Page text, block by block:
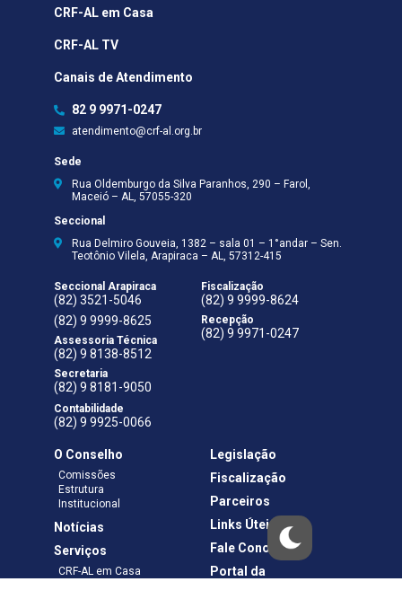
CRF-AL em Casa
CRF-AL TV
Canais de Atendimento
82 9 9971-0247
atendimento@crf-al.org.br
Sede
Rua Oldemburgo da Silva Paranhos, 290 – Farol,
Maceió – AL, 57055-320
Seccional
Rua Delmiro Gouveia, 1382 – sala 01 – 1°andar – Sen.
Teotônio Vilela, Arapiraca – AL, 57312-415
Seccional Arapiraca
(82) 3521-5046
(82) 9 9999-8625
Assessoria Técnica
(82) 9 8138-8512
Secretaria
(82) 9 8181-9050
Contabilidade
(82) 9 9925-0066
Fiscalização
(82) 9 9999-8624
Recepção
(82) 9 9971-0247
O Conselho
Comissões
Estrutura
Institucional
Notícias
Serviços
CRF-AL em Casa
Legislação
Fiscalização
Parceiros
Links Úteis
Fale Conosco
Portal da